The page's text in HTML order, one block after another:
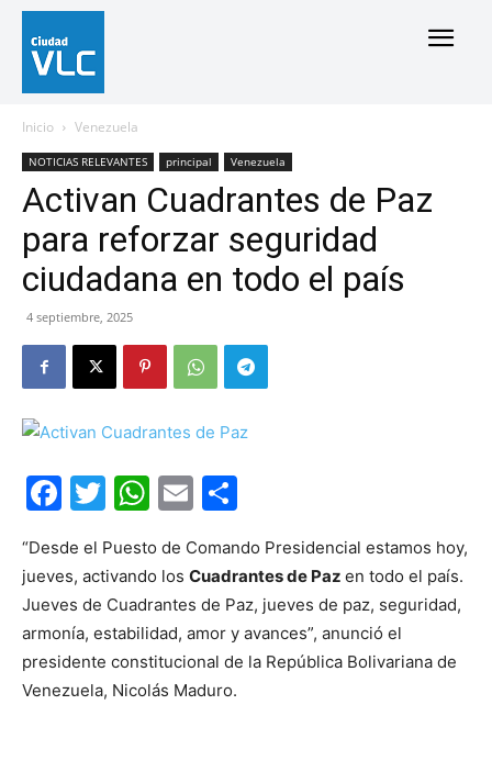
Inicio Venezuela
NOTICIAS RELEVANTES principal Venezuela
Activan Cuadrantes de Paz
para reforzar seguridad
ciudadana en todo el país
4 septiembre, 2025
Facebook
Twitter
WhatsApp
Email
“Desde el Puesto de Comando Presidencial estamos hoy,
jueves, activando los Cuadrantes de Paz en todo el país.
Jueves de Cuadrantes de Paz, jueves de paz, seguridad,
armonía, estabilidad, amor y avances”, anunció el
presidente constitucional de la República Bolivariana de
Venezuela, Nicolás Maduro.